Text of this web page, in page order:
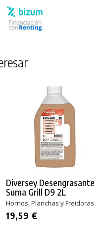
Diversey Desengrasante
Suma Grill D9 2L
Hornos, Planchas y Freidoras
19,59 €